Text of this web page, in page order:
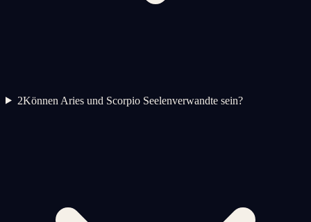
2Können Aries und Scorpio Seelenverwandte sein?